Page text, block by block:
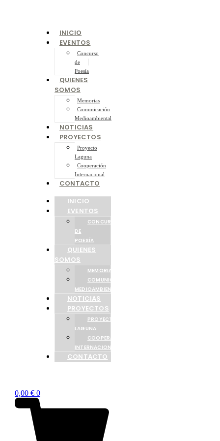
INICIO
EVENTOS
Concurso
de
Poesía
QUIENES
SOMOS
Memorias
Comunicación
Medioambiental
NOTICIAS
PROYECTOS
Proyecto
Laguna
Cooperación
Internacional
CONTACTO
INICIO
EVENTOS
CONCURSO
DE
POESÍA
QUIENES
SOMOS
MEMORIAS
COMUNICACIÓN
MEDIOAMBIENTAL
NOTICIAS
PROYECTOS
PROYECTO
LAGUNA
COOPERACIÓN
INTERNACIONAL
CONTACTO
0,00 € 0